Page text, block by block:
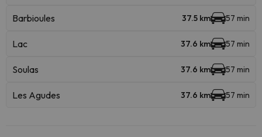
Barbioules 37.5 km 57 min
Lac 37.6 km 57 min
Soulas 37.6 km 57 min
Les Agudes 37.6 km 57 min